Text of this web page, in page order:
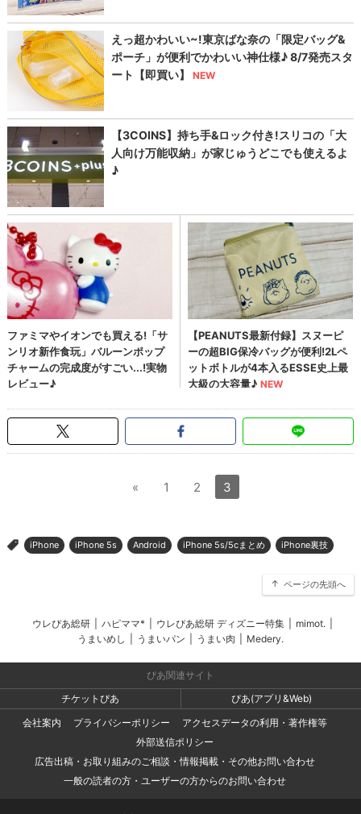
« 1 2 3
> iPhone iPhone 5s Android iPhone 5s/5cまとめ iPhone裏技
ページの先頭へ
ウレぴあ総研 ハピママ* ウレぴあ総研 ディズニー特集 mimot.
うまいめし
うまいパン うまい肉 Medery.
ぴあ関連サイト
チケットぴあ
ぴあ(アプリ&Web)
会社案内
プライバシーポリシー
アクセスデータの利用・著作権等
外部送信ポリシー
広告出稿・お取り組みのご相談・情報掲載・その他お問い合わせ
一般の読者の方・ユーザーの方からのお問い合わせ